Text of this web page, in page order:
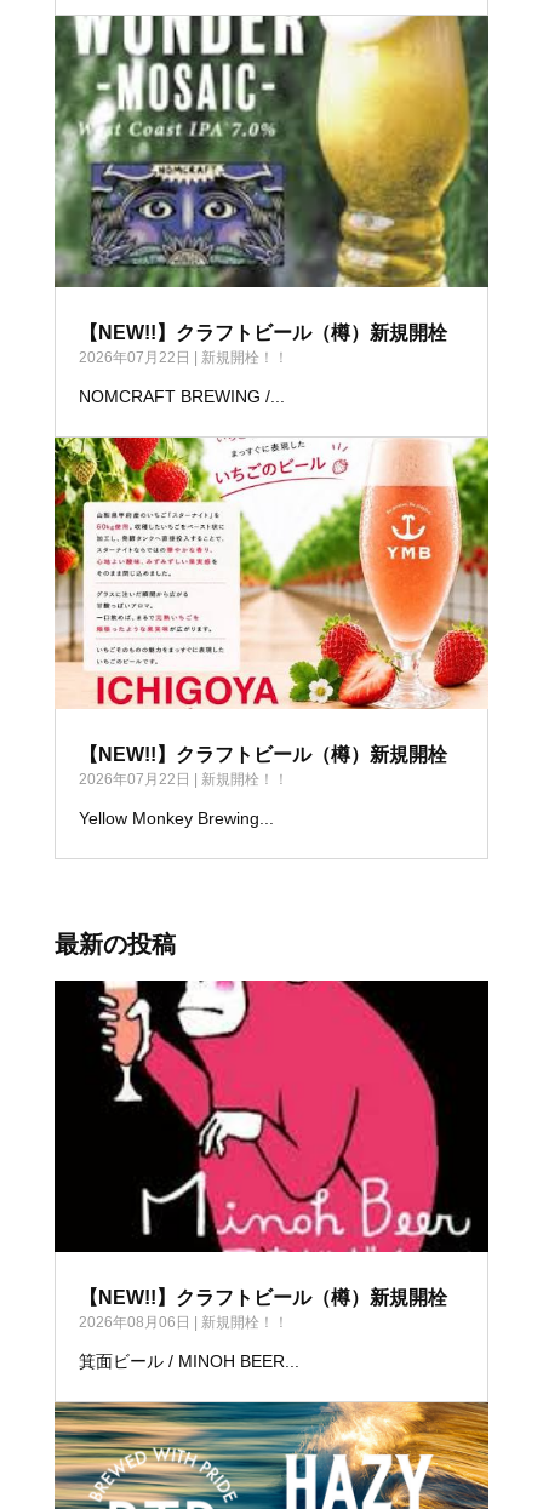
【NEW!!】クラフトビール（樽）新規開栓
2026年07月22日 | 新規開栓！！
NOMCRAFT BREWING /...
【NEW!!】クラフトビール（樽）新規開栓
2026年07月22日 | 新規開栓！！
Yellow Monkey Brewing...
最新の投稿
【NEW!!】クラフトビール（樽）新規開栓
2026年08月06日 | 新規開栓！！
箕面ビール / MINOH BEER...